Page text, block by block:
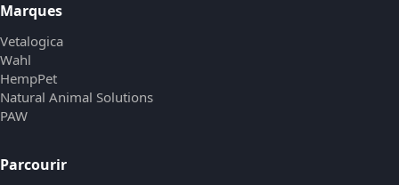
Marques
Vetalogica
Wahl
HempPet
Natural Animal Solutions
PAW
Parcourir